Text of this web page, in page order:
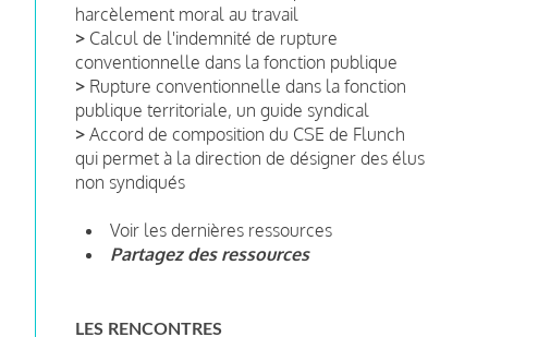
harcèlement moral au travail
> Calcul de l'indemnité de rupture
conventionnelle dans la fonction publique
> Rupture conventionnelle dans la fonction
publique territoriale, un guide syndical
> Accord de composition du CSE de Flunch
qui permet à la direction de désigner des élus
non syndiqués
Voir les dernières ressources
Partagez des ressources
LES RENCONTRES